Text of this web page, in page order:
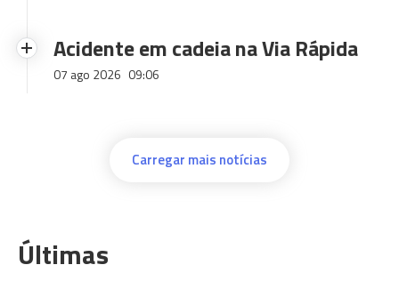
Acidente em cadeia na Via Rápida
07 ago 2026 09:06
Carregar mais notícias
Últimas